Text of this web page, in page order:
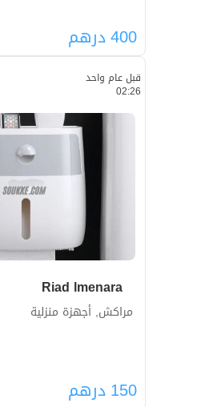
400درهم
قبل عام واحد
02:26
Riad lmenara
مراكش, أجهزة منزلية
150درهم